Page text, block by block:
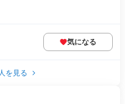
気になる
を見る